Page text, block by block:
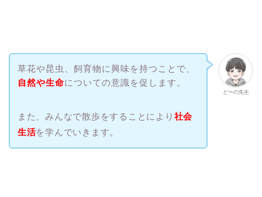
どーの先生
草花や昆虫、飼育物に興味を持つことで、
自然や生命についての意識を促します。
また、みんなで散歩をすることにより 社会
生活を学んでいきます。